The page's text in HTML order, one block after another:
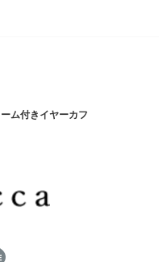
ム付きイヤーカフ